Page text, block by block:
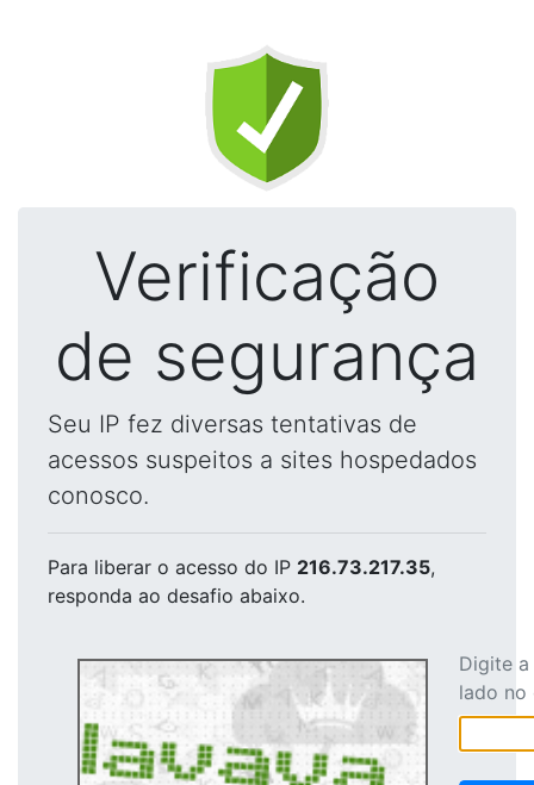
Verificação
de segurança
Seu IP fez diversas tentativas de
acessos suspeitos a sites hospedados
conosco.
Para liberar o acesso do IP 216.73.217.35,
responda ao desafio abaixo.
Digite
lado no